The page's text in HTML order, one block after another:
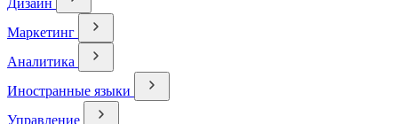
Маркетинг
Аналитика
Иностранные языки
Управление